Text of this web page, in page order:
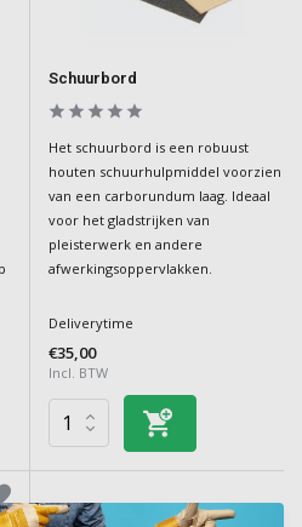
Schuurbord
Het schuurbord is een robuust
houten schuurhulpmiddel voorzien
van een carborundum laag. Ideaal
voor het gladstrijken van
pleisterwerk en andere
afwerkingsoppervlakken.
Deliverytime
€35,00
Incl. BTW